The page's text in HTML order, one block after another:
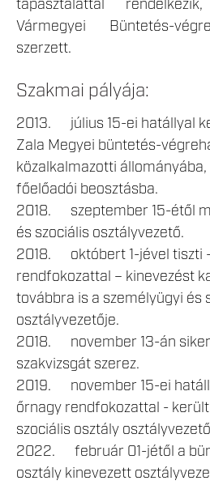
tapasztalattal
Vármegyei Büntetés-
szerzett.
Szakmai pályája:
2013. július 15-ei hatállyal
Zala Megyei büntetés-
közalkalmazotti
főelőadói beosztásba.
2018. szeptember 15-étől
és szociális osztályvezető.
2018. októbert 1-jével tiszti
rendfokozattal – kinevezést
továbbra is a személyügyi és
osztályvezetője.
2018. november 13-án
szakvizsgát szerez.
2019. november 15-ei
őrnagy rendfokozattal -
szociális osztály
2022. február 01-jétől a
osztály kinevezett